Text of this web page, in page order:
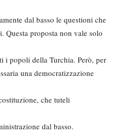
dal basso le questioni che
proposta non vale solo
i popoli della Turchia. Però, per
una democratizzazione
che tuteli
dal basso.